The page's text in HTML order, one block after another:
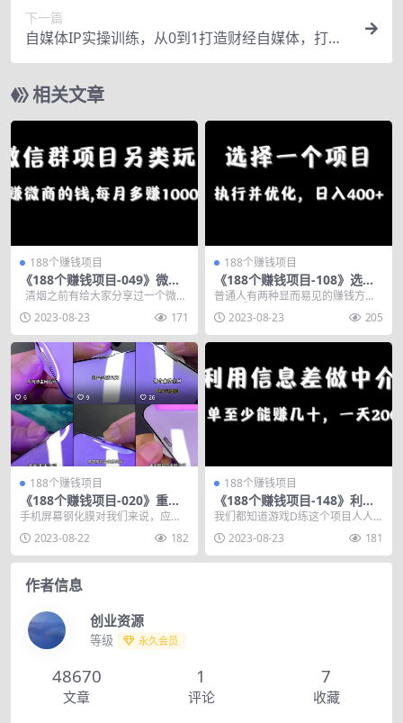
下一篇
自媒体IP实操训练，从0到1打造财经自媒体，打通
内容、引流、变现闭环
相关文章
188个赚钱项目
《188个赚钱项目-049》微信
群项目另类玩法，赚微商的
清烟之前有给大家分享过一个微信
群项目，今天在这里给大家分享一
种微信...
2023-08-23 171
188个赚钱项目
《188个赚钱项目-108》选择
一个项目，执行并优化，日入
普通人有两种显而易见的赚钱方
法： ①：有现成的问题和解决方
案，但是有的问题还没有...
2023-08-23 205
188个赚钱项目
《188个赚钱项目-020》重复
一个简单的操作，一年能赚60
w+，不信的话你看
手机屏幕钢化膜对我们来说，应该
也是必备的吧。为了保护我们的爱
机，谁还没有贴上一张...
2023-08-22 182
188个赚钱项目
《188个赚钱项目-148》利用
信息差做中介，一单至少能赚
几十，一天200+
我们都知道游戏D练这个项目人人
都是可以操作的，没有任何的门
槛，基本上就是会玩游戏...
2023-08-23 181
作者信息
创业资源
等级 永久会员
48670
文章
1
评论
7
收藏